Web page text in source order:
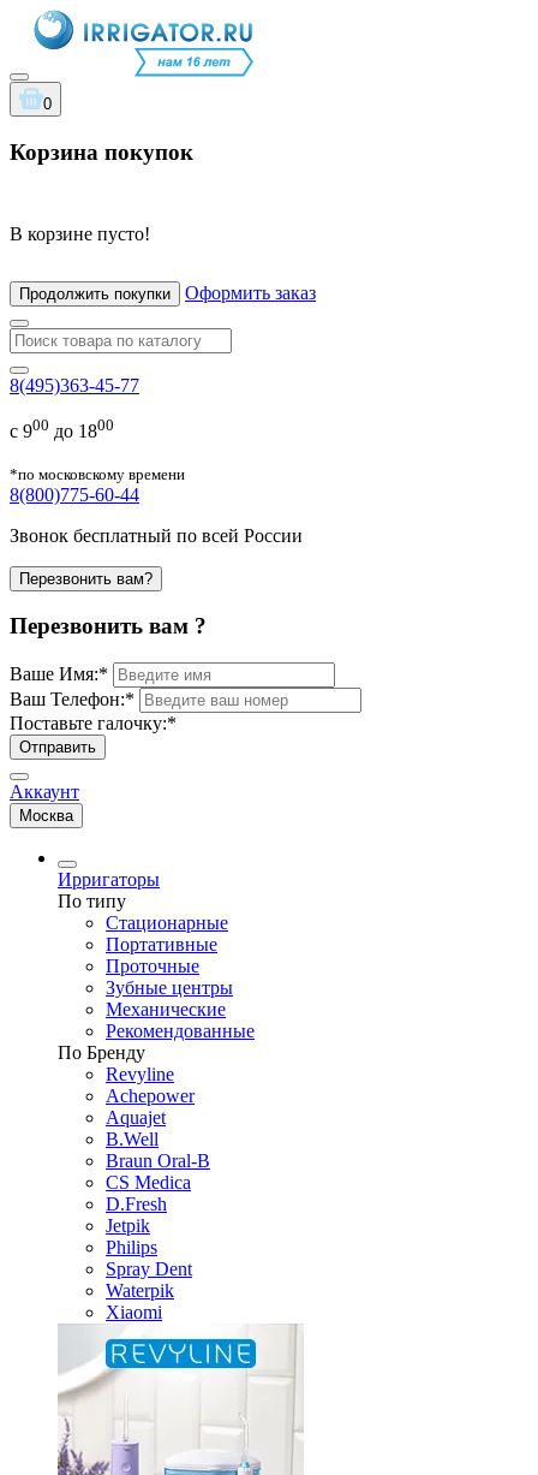
0
Корзина покупок
В корзине пусто!
Продолжить покупки Оформить заказ
8(495)363-45-77
с 900 до 1800
*по московскому времени
8(800)775-60-44
Звонок бесплатный по всей России
Перезвонить вам?
Перезвонить вам ?
Ваше Имя:*
Ваш Телефон:*
Поставьте галочку:*
Отправить
Аккаунт
Москва
Ирригаторы
По типу
Стационарные
Портативные
Проточные
Зубные центры
Механические
Рекомендованные
По Бренду
Revyline
Achepower
Aquajet
B.Well
Braun Oral-B
CS Medica
D.Fresh
Jetpik
Philips
Spray Dent
Waterpik
Xiaomi